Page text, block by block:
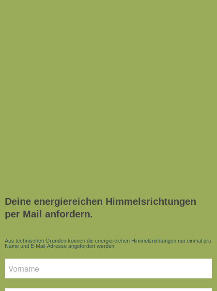
Deine energiereichen Himmelsrichtungen
per Mail anfordern.
Aus technischen Gründen können die energiereichen Himmelsrichtungen nur einmal pro
Name und E-Mail-Adresse angefordert werden.